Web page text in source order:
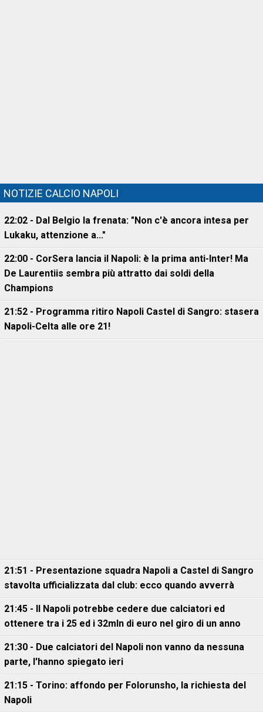
NOTIZIE CALCIO NAPOLI
22:02 - Dal Belgio la frenata: "Non c'è ancora intesa per
Lukaku, attenzione a..."
22:00 - CorSera lancia il Napoli: è la prima anti-Inter! Ma
De Laurentiis sembra più attratto dai soldi della
Champions
21:52 - Programma ritiro Napoli Castel di Sangro: stasera
Napoli-Celta alle ore 21!
21:51 - Presentazione squadra Napoli a Castel di Sangro
stavolta ufficializzata dal club: ecco quando avverrà
21:45 - Il Napoli potrebbe cedere due calciatori ed
ottenere tra i 25 ed i 32mln di euro nel giro di un anno
21:30 - Due calciatori del Napoli non vanno da nessuna
parte, l'hanno spiegato ieri
21:15 - Torino: affondo per Folorunsho, la richiesta del
Napoli